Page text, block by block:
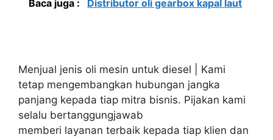
Baca juga : Distributor oli gearbox kapal laut
Menjual jenis oli mesin untuk diesel | Kami
tetap mengembangkan hubungan jangka
panjang kepada tiap mitra bisnis. Pijakan kami
selalu bertanggungjawab
memberi layanan terbaik kepada tiap klien dan